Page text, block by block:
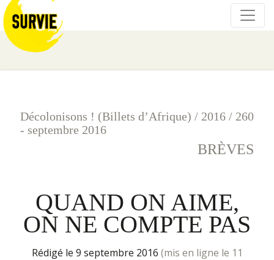
Décolonisons ! (Billets d’Afrique) / 2016 / 260
- septembre 2016
BRÈVES
QUAND ON AIME,
ON NE COMPTE PAS
rédigé le 9 septembre 2016 (mis en ligne le 11